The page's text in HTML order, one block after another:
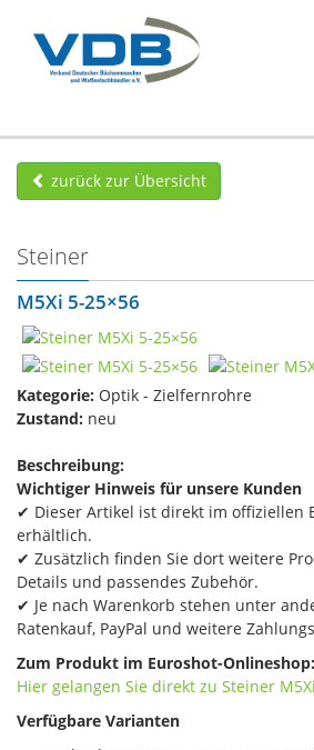
zurück zur Übersicht
Steiner
M5Xi 5-25×56
Kategorie: Optik - Zielfernrohre
Zustand: neu
Beschreibung:
Wichtiger Hinweis für unsere Kunden
✔ Dieser Artikel ist direkt im offiziellen
erhältlich.
✔ Zusätzlich finden Sie dort weitere
Details und passendes Zubehör.
✔ Je nach Warenkorb stehen unter
Ratenkauf, PayPal und weitere
Zum Produkt im Euroshot-Onlineshop:
Hier gelangen Sie direkt zu Steiner
Verfügbare Varianten